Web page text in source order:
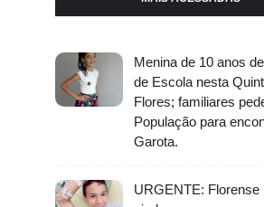
Menina de 10 anos
de Escola nesta
Flores; familiares
População para
Garota.
URGENTE: Florense